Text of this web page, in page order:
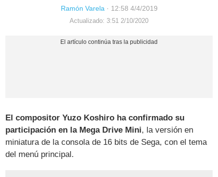
Ramón Varela· 12:58 4/4/2019
Actualizado: 3:51 2/10/2020
El compositor Yuzo Koshiro ha confirmado su
participación en la Mega Drive Mini, la versión en
miniatura de la consola de 16 bits de Sega, con el tema
del menú principal.